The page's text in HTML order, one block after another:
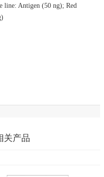
line: Antigen (50 ng); Red
关产品